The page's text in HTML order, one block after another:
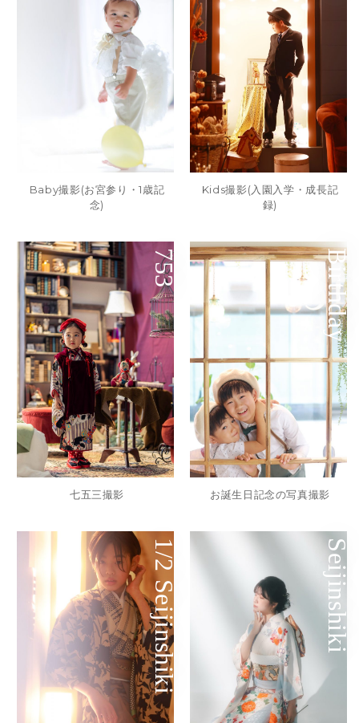
Baby撮影(お宮参り・1歳記
念)
Kids撮影(入園入学・成長記
録)
753
七五三撮影
Birthday
お誕生日記念の写真撮影
1/2 Seijinshiki Seijinshiki